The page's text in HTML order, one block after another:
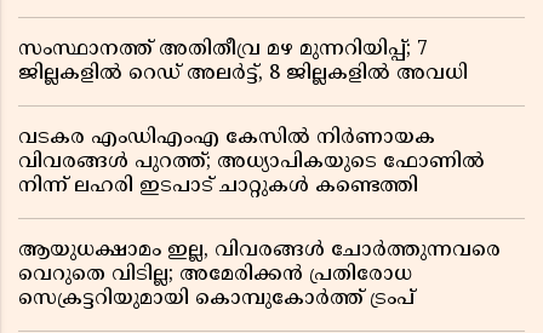
സംസ്ഥാനത്ത് അതിതീവ്ര മഴ മുന്നറിയിപ്പ്; 7
ജില്ലകളിൽ റെഡ് അലർട്ട്, 8 ജില്ലകളിൽ അവധി
വടകര എംഡിഎംഎ കേസിൽ നിർണായക
വിവരങ്ങൾ പുറത്ത്; അധ്യാപികയുടെ ഫോണിൽ
നിന്ന് ലഹരി ഇടപാട് ചാറ്റുകൾ കണ്ടെത്തി
ആയുധക്ഷാമം ഇല്ല, വിവരങ്ങൾ ചോർത്തുന്നവരെ
വെറുതെ വിടില്ല; അമേരിക്കൻ പ്രതിരോധ
സെക്രട്ടറിയുമായി കൊമ്പുകോർത്ത് ട്രംപ്